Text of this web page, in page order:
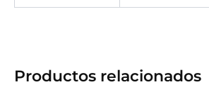
Productos relacionados